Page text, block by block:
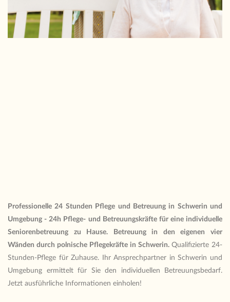
Professionelle 24 Stunden Pflege und Betreuung in Schwerin und
Umgebung - 24h Pflege- und Betreuungskräfte für eine individuelle
Seniorenbetreuung zu Hause. Betreuung in den eigenen vier
Wänden durch polnische Pflegekräfte in Schwerin. Qualifizierte 24-
Stunden-Pflege für Zuhause. Ihr Ansprechpartner in Schwerin und
Umgebung ermittelt für Sie den individuellen Betreuungsbedarf.
Jetzt ausführliche Informationen einholen!